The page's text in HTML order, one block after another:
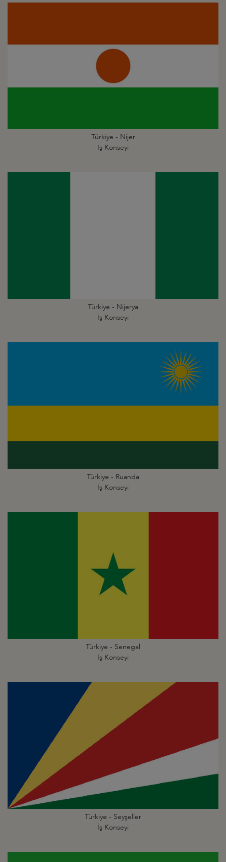
Türkiye - Nijer
İş Konseyi
Türkiye - Nijerya
İş Konseyi
Türkiye - Ruanda
İş Konseyi
Türkiye - Senegal
İş Konseyi
Türkiye - Seyşeller
İş Konseyi